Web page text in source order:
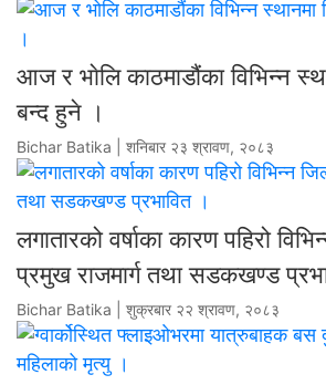
आज र भाेलि काठमाडौंका विभिन्न
बन्द हुने ।
Bichar Batika | शनिबार २३ श्रावण, २०८३
लगातारको वर्षाका कारण पहिरो
प्रमुख राजमार्ग तथा सडकखण्ड
Bichar Batika | शुक्रबार २२ श्रावण, २०८३